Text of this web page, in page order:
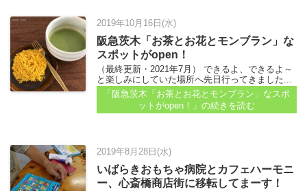
2019年10月16日(水)
阪急茨木「お茶とお花とモンブラン」な
スポットがopen！
（最終更新・2021年7月） できるよ、できるよ～
と楽しみにしていた場所へ先日行ってきました...
「阪急茨木「お茶とお花とモンブラン」なスポ
ットがopen！」の続きを読む
2019年8月28日(水)
いばらきおもちゃ病院とカフェハーモニ
ー、心斎橋商店街に移転してまーす！